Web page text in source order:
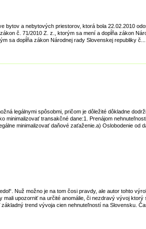
a nebytových priestorov, ktorá bola 22.02.2010
č. 71/2010 Z. z., ktorým sa mení a dopĺňa zákon
sa dopĺňa zákon Národnej rady Slovenskej republiky č...
legálnymi spôsobmi, pričom je dôležité dôkladne
transakčné dane:1. Prenájom
minimalizovať daňové zaťaženie.a) Oslobodenie od
Nuž možno je na tom čosi pravdy, ale autor tohto
upozorniť na určité anomálie, či nezdravý vývoj ktorý
trend vývoja cien nehnuteľností na Slovensku.